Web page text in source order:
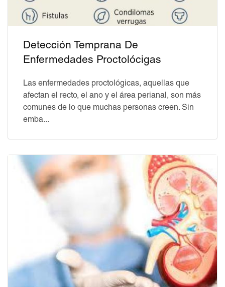
Detección Temprana De
Enfermedades Proctolócigas
Las enfermedades proctológicas, aquellas que
afectan el recto, el ano y el área perianal, son más
comunes de lo que muchas personas creen. Sin
emba...